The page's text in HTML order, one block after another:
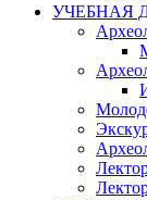
УЧЕБНАЯ